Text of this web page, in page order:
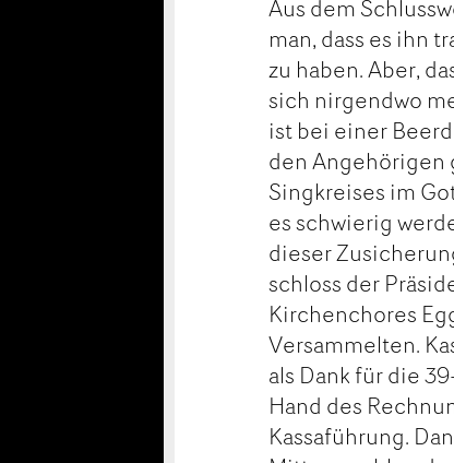
Aus dem
man, dass es ihn
zu haben. Aber,
sich nirgendwo
ist bei einer
den Angehörigen
Singkreises im
es schwierig
dieser
schloss der
Kirchenchores
Versammelten.
als Dank für die
Hand des
Kassaführung.